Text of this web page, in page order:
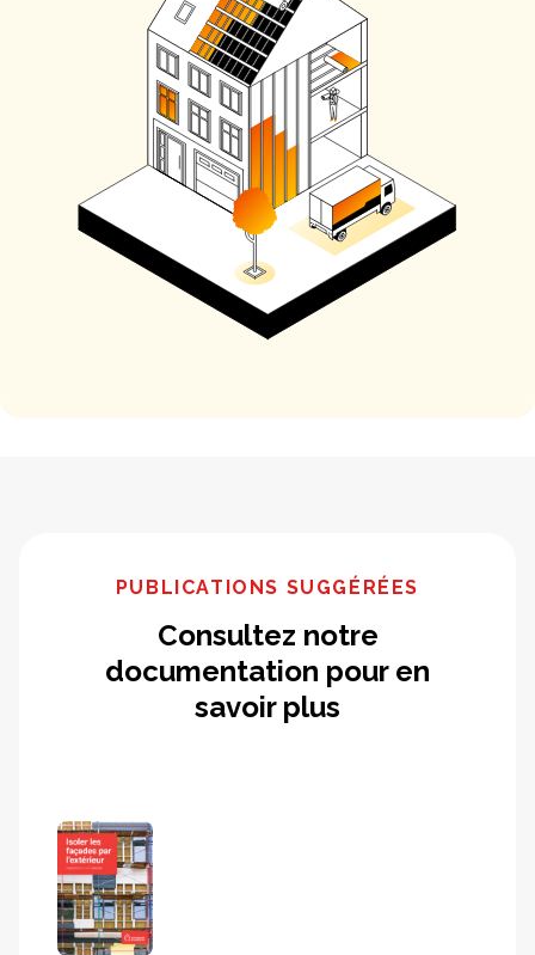
PUBLICATIONS SUGGÉRÉES
Consultez notre
documentation pour en
savoir plus